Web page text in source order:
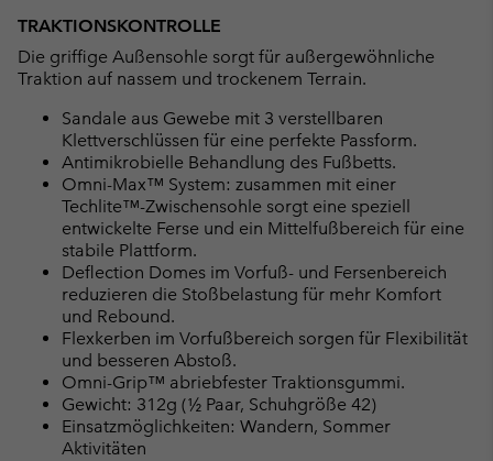
TRAKTIONSKONTROLLE
Die griffige Außensohle sorgt für außergewöhnliche
Traktion auf nassem und trockenem Terrain.
Sandale aus Gewebe mit 3 verstellbaren
Klettverschlüssen für eine perfekte Passform.
Antimikrobielle Behandlung des Fußbetts.
Omni-Max™ System: zusammen mit einer
Techlite™-Zwischensohle sorgt eine speziell
entwickelte Ferse und ein Mittelfußbereich für eine
stabile Plattform.
Deflection Domes im Vorfuß- und Fersenbereich
reduzieren die Stoßbelastung für mehr Komfort
und Rebound.
Flexkerben im Vorfußbereich sorgen für Flexibilität
und besseren Abstoß.
Omni-Grip™ abriebfester Traktionsgummi.
Gewicht: 312g (½ Paar, Schuhgröße 42)
Einsatzmöglichkeiten: Wandern, Sommer
Aktivitäten